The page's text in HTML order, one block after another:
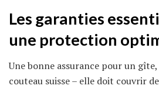
Les garanties
une protection
Une bonne assurance pour un
couteau suisse – elle doit couvrir